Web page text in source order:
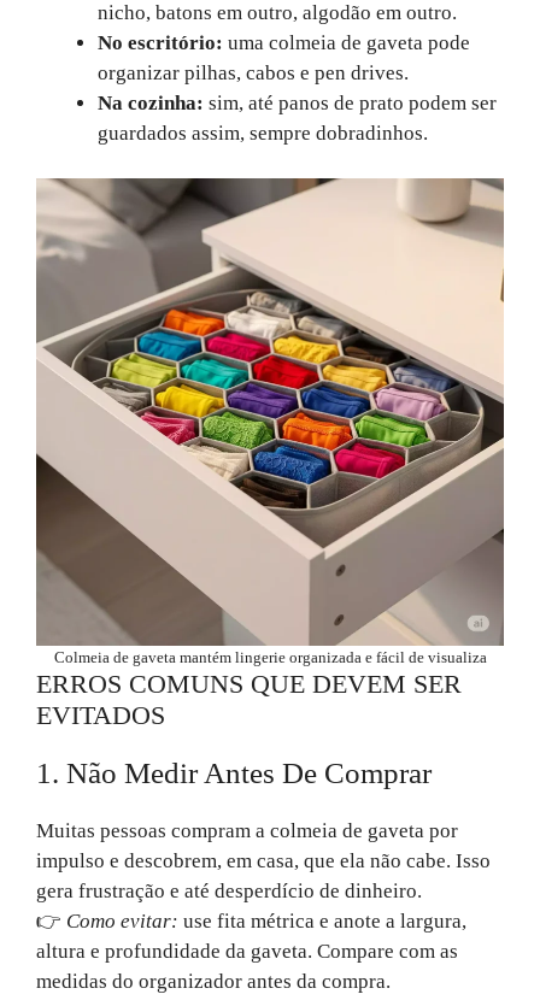
nicho, batons em outro, algodão em outro.
No escritório: uma colmeia de gaveta pode
organizar pilhas, cabos e pen drives.
Na cozinha: sim, até panos de prato podem ser
guardados assim, sempre dobradinhos.
Colmeia de gaveta mantém lingerie organizada e fácil de visualiza
ERROS COMUNS QUE DEVEM SER
EVITADOS
1. Não Medir Antes De Comprar
Muitas pessoas compram a colmeia de gaveta por
impulso e descobrem, em casa, que ela não cabe. Isso
gera frustração e até desperdício de dinheiro.
👉 Como evitar: use fita métrica e anote a largura,
altura e profundidade da gaveta. Compare com as
medidas do organizador antes da compra.